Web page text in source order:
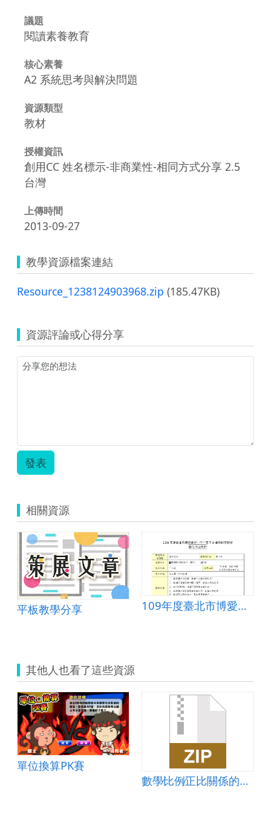
議題
閱讀素養教育
核心素養
A2 系統思考與解決問題
資源類型
教材
授權資訊
創用CC 姓名標示-非商業性-相同方式分享 2.5
台灣
上傳時間
2013-09-27
教學資源檔案連結
Resource_1238124903968.zip (185.47KB)
資源評論或心得分享
發表
相關資源
平板教學分享 109年度臺北市博愛國民小學三年7班資訊科技教案
其他人也看了這些資源
單位換算PK賽
數學∕比例∕正比關係的圖形